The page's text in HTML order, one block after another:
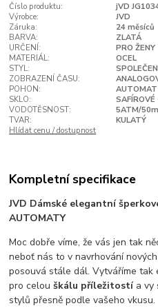
Číslo produktu:
jVD
Výrobce:
JVD
Záruka:
24 měsíců
BARVA:
ZLATÁ
URČENÍ:
PRO ŽENY
MATERIÁL:
OCEL
STYL:
ZOBRAZENÍ ČASU:
POHON:
AUTOMAT
SKLO:
SAFÍROVÉ
VODOTĚSNOST:
5ATM/50m
TVAR:
KULATÝ
Hlídat cenu / dostupnost
Kompletní specifikace
JVD Dámské elegantní
AUTOMATY
Moc dobře víme, že vás jen tak
neboť nás to v navrhování
posouvá stále dál. Vytváříme tak
pro celouškálu příležitostía vy
stylů přesně podle vašeho vkusu.